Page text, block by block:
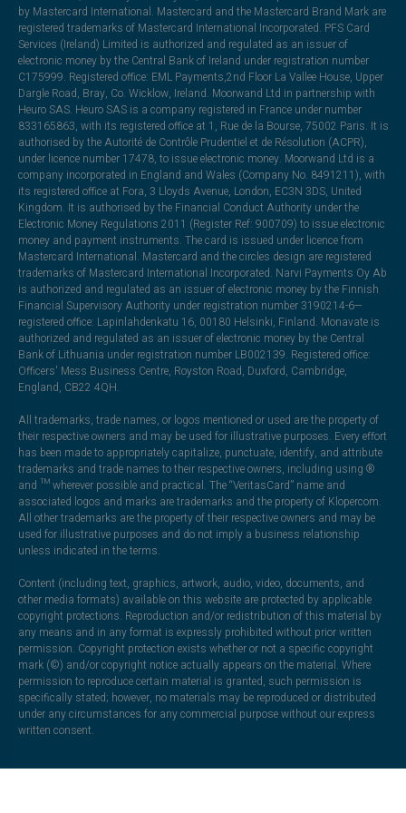
by Mastercard International. Mastercard and the Mastercard Brand Mark are
registered trademarks of Mastercard International Incorporated. PFS Card
Services (Ireland) Limited is authorized and regulated as an issuer of
electronic money by the Central Bank of Ireland under registration number
C175999. Registered office: EML Payments,2nd Floor La Vallee House, Upper
Dargle Road, Bray, Co. Wicklow, Ireland. Moorwand Ltd in partnership with
Heuro SAS. Heuro SAS is a company registered in France under number
833165863, with its registered office at 1, Rue de la Bourse, 75002 Paris. It is
authorised by the Autorité de Contrôle Prudentiel et de Résolution (ACPR),
under licence number 17478, to issue electronic money. Moorwand Ltd is a
company incorporated in England and Wales (Company No. 8491211), with
its registered office at Fora, 3 Lloyds Avenue, London, EC3N 3DS, United
Kingdom. It is authorised by the Financial Conduct Authority under the
Electronic Money Regulations 2011 (Register Ref: 900709) to issue electronic
money and payment instruments. The card is issued under licence from
Mastercard International. Mastercard and the circles design are registered
trademarks of Mastercard International Incorporated. Narvi Payments Oy Ab
is authorized and regulated as an issuer of electronic money by the Finnish
Financial Supervisory Authority under registration number 3190214-6—
registered office: Lapinlahdenkatu 16, 00180 Helsinki, Finland. Monavate is
authorized and regulated as an issuer of electronic money by the Central
Bank of Lithuania under registration number LB002139. Registered office:
Officers' Mess Business Centre, Royston Road, Duxford, Cambridge,
England, CB22 4QH.
All trademarks, trade names, or logos mentioned or used are the property of
their respective owners and may be used for illustrative purposes. Every effort
has been made to appropriately capitalize, punctuate, identify, and attribute
trademarks and trade names to their respective owners, including using ®
and ™ wherever possible and practical. The “VeritasCard” name and
associated logos and marks are trademarks and the property of Klopercom.
All other trademarks are the property of their respective owners and may be
used for illustrative purposes and do not imply a business relationship
unless indicated in the terms.
Content (including text, graphics, artwork, audio, video, documents, and
other media formats) available on this website are protected by applicable
copyright protections. Reproduction and/or redistribution of this material by
any means and in any format is expressly prohibited without prior written
permission. Copyright protection exists whether or not a specific copyright
mark (©) and/or copyright notice actually appears on the material. Where
permission to reproduce certain material is granted, such permission is
specifically stated; however, no materials may be reproduced or distributed
under any circumstances for any commercial purpose without our express
written consent.